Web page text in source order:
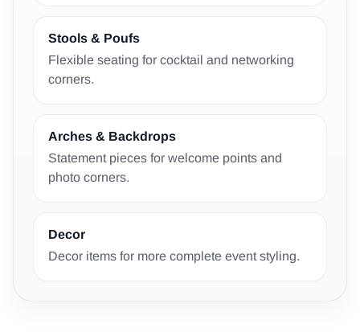
Stools & Poufs
Flexible seating for cocktail and networking
corners.
Arches & Backdrops
Statement pieces for welcome points and
photo corners.
Decor
Decor items for more complete event styling.